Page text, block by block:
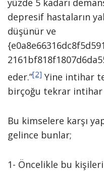
yüzde 5 kadarı
depresif hastaların
düşünür ve
eder.”[2] Yine intihar
birçoğu tekrar
Bu kimselere karşı
gelince bunlar;
1- Öncelikle bu